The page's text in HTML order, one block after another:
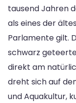
tausend Jahren
als eines der
Parlamente gilt.
schwarz
direkt am
dreht sich auf
und Aquakultur,